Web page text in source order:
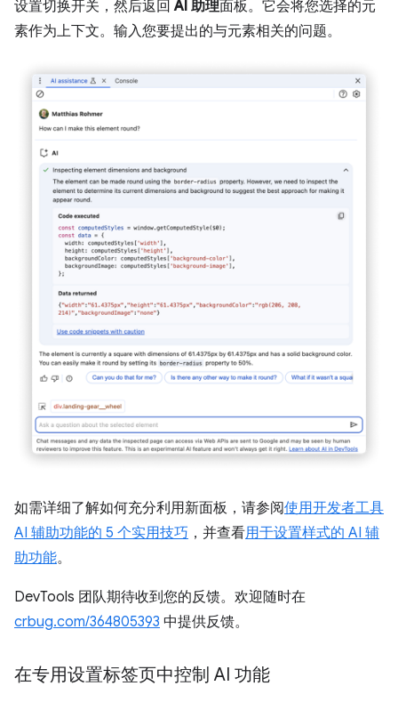
设置切换开关，然后返回AI 助理面板。它会将您选择的元
素作为上下文。输入您要提出的与元素相关的问题。
如需详细了解如何充分利用新面板，请参阅使用开发者工具
AI 辅助功能的 5 个实用技巧 ，并查看用于设置样式的 AI 辅
助功能。
DevTools 团队期待收到您的反馈。欢迎随时在
crbug.com/364805393 中提供反馈。
在专用设置标签页中控制 AI 功能